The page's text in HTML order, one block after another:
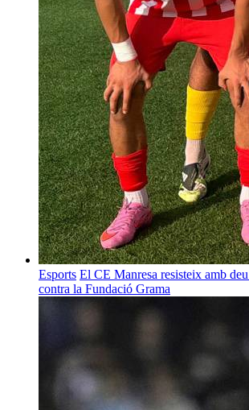
Esports El CE Manresa resisteix amb
contra la Fundació Grama